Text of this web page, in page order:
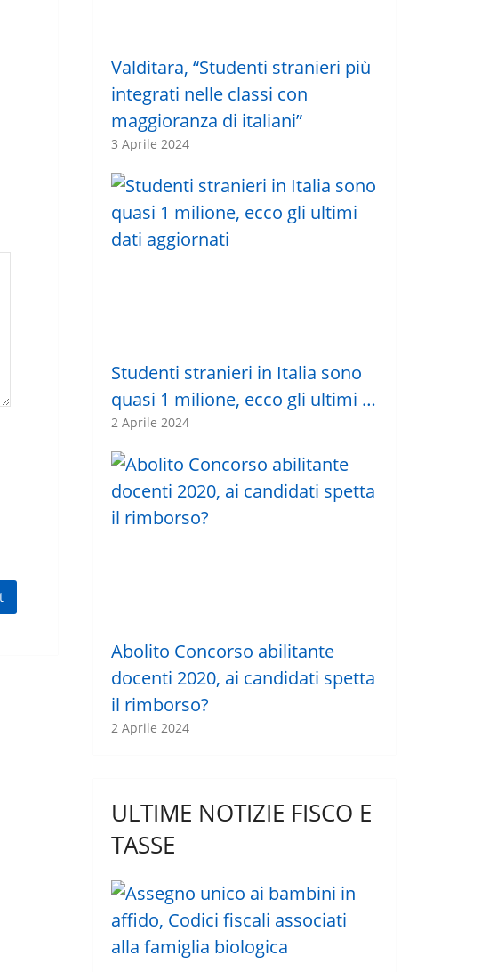
Valditara, “Studenti stranieri più
integrati nelle classi con
maggioranza di italiani”
3 Aprile 2024
Studenti stranieri in Italia sono
quasi 1 milione, ecco gli ultimi …
2 Aprile 2024
Abolito Concorso abilitante
docenti 2020, ai candidati spetta
il rimborso?
2 Aprile 2024
ULTIME NOTIZIE FISCO E
TASSE